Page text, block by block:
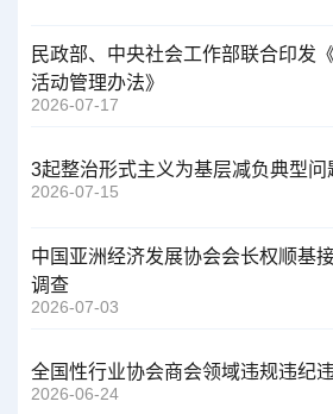
民政部、中央社会工作部联合印发
活动管理办法》
2026-07-17
3起整治形式主义为基层减负典型问
2026-07-15
中国亚洲经济发展协会会长权顺基
调查
2026-07-03
全国性行业协会商会领域违规违纪
2026-06-24